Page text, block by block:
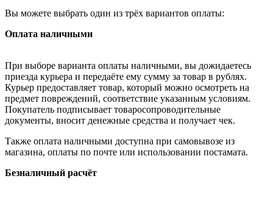
Вы можете выбрать один из трёх вариантов оплаты:
Оплата наличными
При выборе варианта оплаты наличными, вы дожидаетесь
приезда курьера и передаёте ему сумму за товар в рублях.
Курьер предоставляет товар, который можно осмотреть на
предмет повреждений, соответствие указанным условиям.
Покупатель подписывает товаросопроводительные
документы, вносит денежные средства и получает чек.
Также оплата наличными доступна при самовывозе из
магазина, оплаты по почте или использовании постамата.
Безналичный расчёт